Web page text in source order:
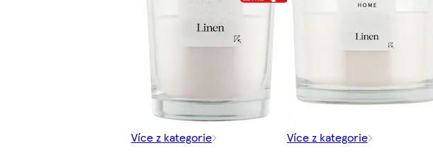
Více z kategorie
Více z kategorie